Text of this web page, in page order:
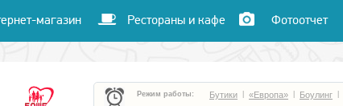
магазин Рестораны и кафе Фотоотчет
Режим работы: Бутики «Европа» Боулинг